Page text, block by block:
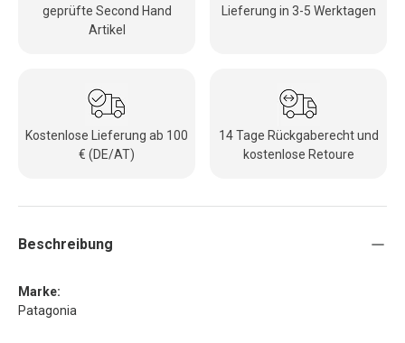
geprüfte Second Hand
Artikel
Lieferung in 3-5 Werktagen
Kostenlose Lieferung ab 100
€ (DE/AT)
14 Tage Rückgaberecht und
kostenlose Retoure
Beschreibung
Marke:
Patagonia